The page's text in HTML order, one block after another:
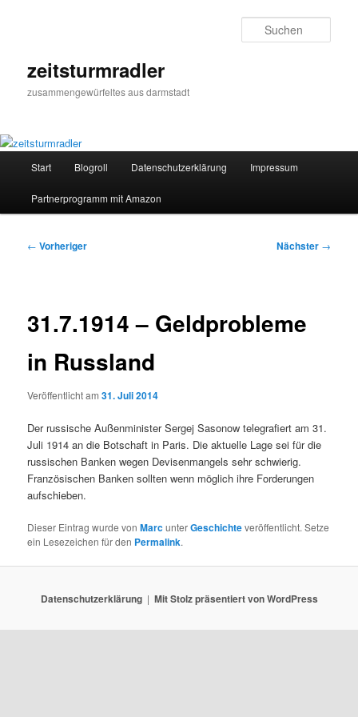
zeitsturmradler
zusammengewürfeltes aus darmstadt
Start Blogroll Datenschutzerklärung Impressum
Partnerprogramm mit Amazon
Beitragsnavigation
← Vorheriger Nächster →
31.7.1914 – Geldprobleme
in Russland
Veröffentlicht am31. Juli 2014
Der russische Außenminister Sergej Sasonow telegrafiert am 31.
Juli 1914 an die Botschaft in Paris. Die aktuelle Lage sei für die
russischen Banken wegen Devisenmangels sehr schwierig.
Französischen Banken sollten wenn möglich ihre Forderungen
aufschieben.
Dieser Eintrag wurde vonMarcunterGeschichteveröffentlicht. Setze
ein Lesezeichen für den Permalink.
Datenschutzerklärung Mit Stolz präsentiert von WordPress